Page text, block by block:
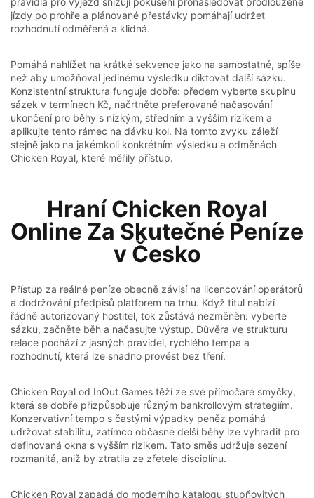
jízdy po prohře a plánované přestávky pomáhají udržet
rozhodnutí odměřená a klidná.
Pomáhá nahlížet na krátké sekvence jako na samostatné, spíše
než aby umožňoval jedinému výsledku diktovat další sázku.
Konzistentní struktura funguje dobře: předem vyberte skupinu
sázek v termínech Kč, načrtněte preferované načasování
ukončení pro běhy s nízkým, středním a vyšším rizikem a
aplikujte tento rámec na dávku kol. Na tomto zvyku záleží
stejně jako na jakémkoli konkrétním výsledku a odměnách
Chicken Royal, které měřily přístup.
Hraní Chicken Royal
Online Za Skutečné Peníze
v Česko
Přístup za reálné peníze obecně závisí na licencování operátorů
a dodržování předpisů platforem na trhu. Když titul nabízí
řádně autorizovaný hostitel, tok zůstává nezměněn: vyberte
sázku, začněte běh a načasujte výstup. Důvěra ve strukturu
relace pochází z jasných pravidel, rychlého tempa a
rozhodnutí, která lze snadno provést bez tření.
Chicken Royal od InOut Games těží ze své přímočaré smyčky,
která se dobře přizpůsobuje různým bankrollovým strategiím.
Konzervativní tempo s častými výpadky peněz pomáhá
udržovat stabilitu, zatímco občasné delší běhy lze vyhradit pro
definovaná okna s vyšším rizikem. Tato směs udržuje sezení
rozmanitá, aniž by ztratila ze zřetele disciplínu.
Chicken Royal zapadá do moderního katalogu stupňovitých